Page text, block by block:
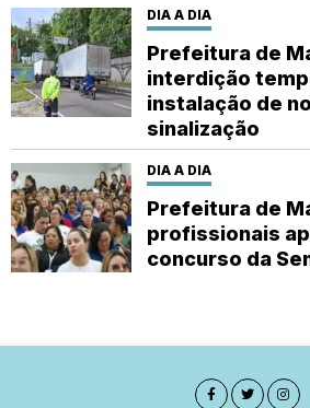
DIA A DIA
Prefeitura de
interdição
instalação de
sinalização
DIA A DIA
Prefeitura de
profissionais
concurso da